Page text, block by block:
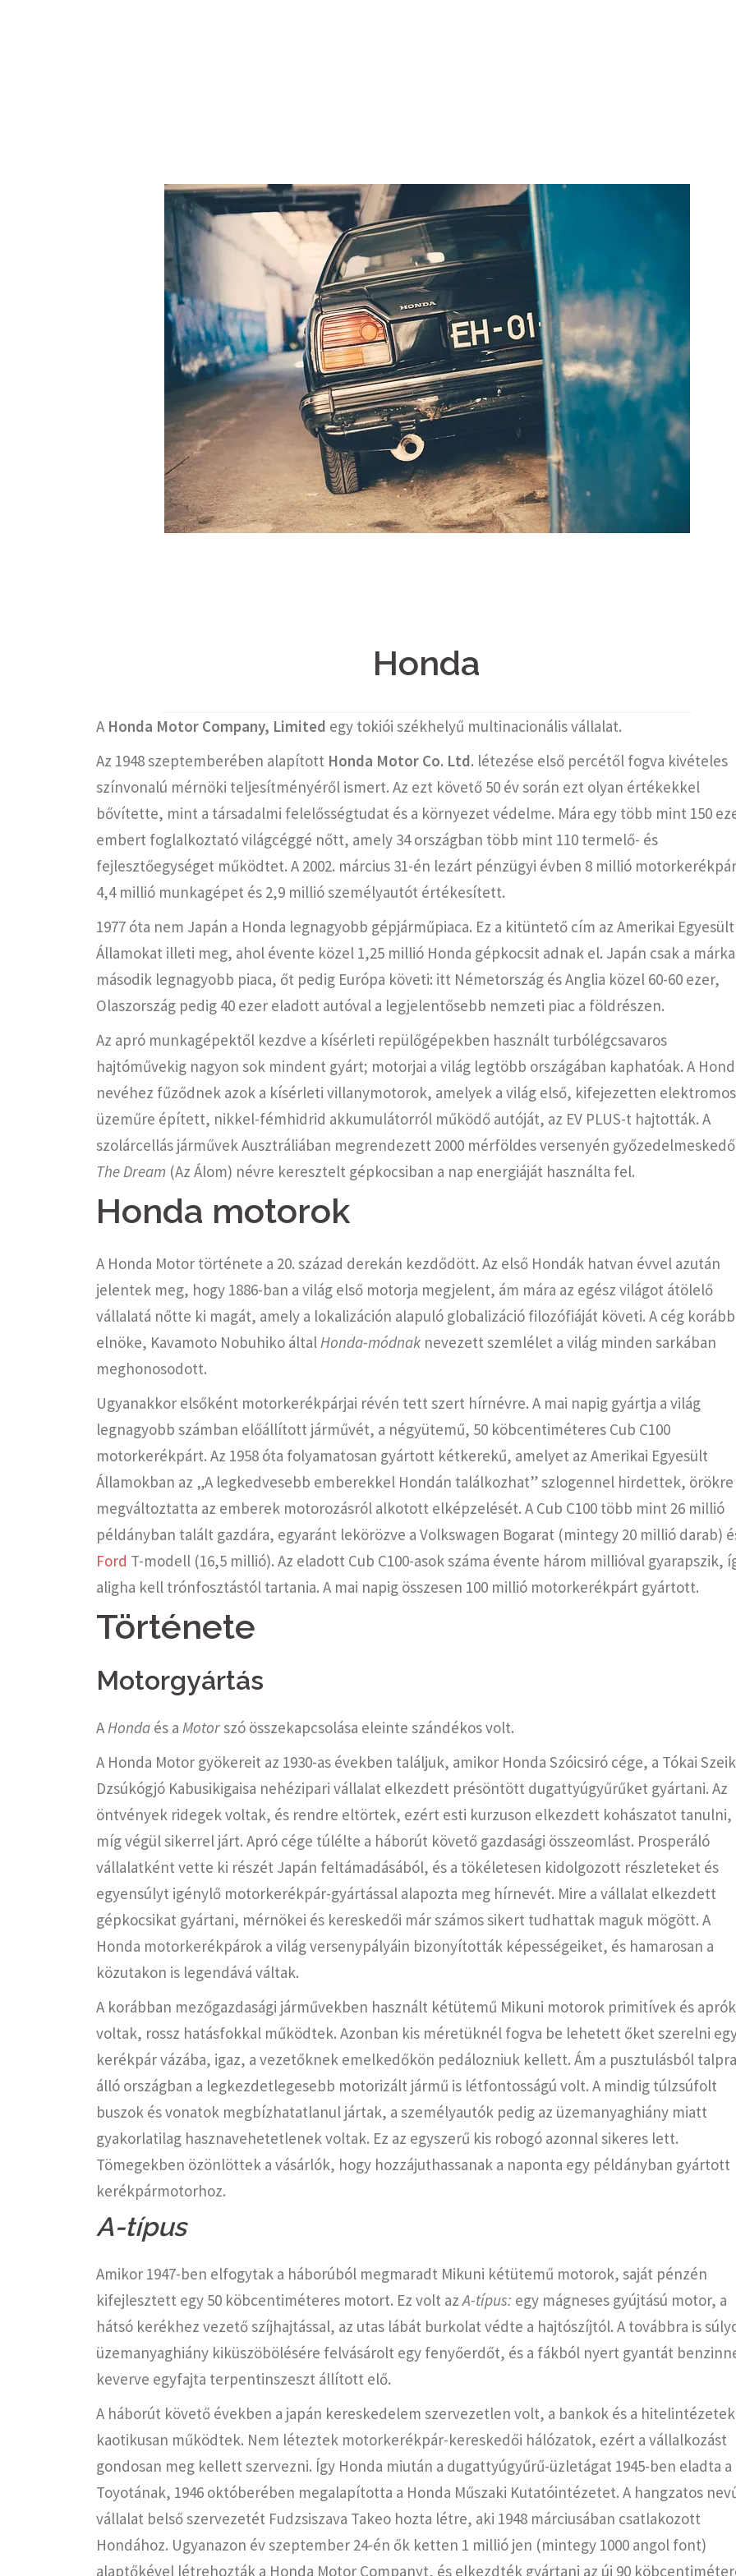
Honda
A Honda Motor Company, Limited egy tokiói székhelyű multinacionális vállalat.
Az 1948 szeptemberében alapított Honda Motor Co. Ltd. létezése első percétől fogva kivételes
színvonalú mérnöki teljesítményéről ismert. Az ezt követő 50 év során ezt olyan értékekkel
bővítette, mint a társadalmi felelősségtudat és a környezet védelme. Mára egy több mint 150
embert foglalkoztató világcéggé nőtt, amely 34 országban több mint 110 termelő- és
fejlesztőegységet működtet. A 2002. március 31-én lezárt pénzügyi évben 8 millió
4,4 millió munkagépet és 2,9 millió személyautót értékesített.
1977 óta nem Japán a Honda legnagyobb gépjárműpiaca. Ez a kitüntető cím az Amerikai Egyesült
Államokat illeti meg, ahol évente közel 1,25 millió Honda gépkocsit adnak el. Japán csak a márka
második legnagyobb piaca, őt pedig Európa követi: itt Németország és Anglia közel 60-60 ezer,
Olaszország pedig 40 ezer eladott autóval a legjelentősebb nemzeti piac a földrészen.
Az apró munkagépektől kezdve a kísérleti repülőgépekben használt turbólégcsavaros
hajtóművekig nagyon sok mindent gyárt; motorjai a világ legtöbb országában kaphatóak. A
nevéhez fűződnek azok a kísérleti villanymotorok, amelyek a világ első, kifejezetten elektromos
üzeműre épített, nikkel-fémhidrid akkumulátorról működő autóját, az EV PLUS-t hajtották. A
szolárcellás járművek Ausztráliában megrendezett 2000 mérföldes versenyén
The Dream (Az Álom) névre keresztelt gépkocsiban a nap energiáját használta fel.
Honda motorok
A Honda Motor története a 20. század derekán kezdődött. Az első Hondák hatvan évvel azután
jelentek meg, hogy 1886-ban a világ első motorja megjelent, ám mára az egész világot átölelő
vállalatá nőtte ki magát, amely a lokalizáción alapuló globalizáció filozófiáját követi. A cég
elnöke, Kavamoto Nobuhiko általHonda-módnak nevezett szemlélet a világ minden sarkában
meghonosodott.
Ugyanakkor elsőként motorkerékpárjai révén tett szert hírnévre. A mai napig gyártja a világ
legnagyobb számban előállított járművét, a négyütemű, 50 köbcentiméteres Cub C100
motorkerékpárt. Az 1958 óta folyamatosan gyártott kétkerekű, amelyet az Amerikai Egyesült
Államokban az „A legkedvesebb emberekkel Hondán találkozhat” szlogennel hirdettek, örökre
megváltoztatta az emberek motorozásról alkotott elképzelését. A Cub C100 több mint 26 millió
példányban talált gazdára, egyaránt lekörözve a Volkswagen Bogarat (mintegy 20 millió darab)
Ford T-modell (16,5 millió). Az eladott Cub C100-asok száma évente három millióval gyarapszik,
aligha kell trónfosztástól tartania. A mai napig összesen 100 millió motorkerékpárt gyártott.
Története
Motorgyártás
AHonda és a Motorszó összekapcsolása eleinte szándékos volt.
A Honda Motor gyökereit az 1930-as években találjuk, amikor Honda Szóicsiró cége, a Tókai
Dzsúkógjó Kabusikigaisa nehézipari vállalat elkezdett présöntött dugattyúgyűrűket gyártani. Az
öntvények ridegek voltak, és rendre eltörtek, ezért esti kurzuson elkezdett kohászatot tanulni,
míg végül sikerrel járt. Apró cége túlélte a háborút követő gazdasági összeomlást. Prosperáló
vállalatként vette ki részét Japán feltámadásából, és a tökéletesen kidolgozott részleteket és
egyensúlyt igénylő motorkerékpár-gyártással alapozta meg hírnevét. Mire a vállalat elkezdett
gépkocsikat gyártani, mérnökei és kereskedői már számos sikert tudhattak maguk mögött. A
Honda motorkerékpárok a világ versenypályáin bizonyították képességeiket, és hamarosan a
közutakon is legendává váltak.
A korábban mezőgazdasági járművekben használt kétütemű Mikuni motorok primitívek és aprók
voltak, rossz hatásfokkal működtek. Azonban kis méretüknél fogva be lehetett őket szerelni
kerékpár vázába, igaz, a vezetőknek emelkedőkön pedálozniuk kellett. Ám a pusztulásból talpra
álló országban a legkezdetlegesebb motorizált jármű is létfontosságú volt. A mindig túlzsúfolt
buszok és vonatok megbízhatatlanul jártak, a személyautók pedig az üzemanyaghiány miatt
gyakorlatilag hasznavehetetlenek voltak. Ez az egyszerű kis robogó azonnal sikeres lett.
Tömegekben özönlöttek a vásárlók, hogy hozzájuthassanak a naponta egy példányban gyártott
kerékpármotorhoz.
A-típus
Amikor 1947-ben elfogytak a háborúból megmaradt Mikuni kétütemű motorok, saját pénzén
kifejlesztett egy 50 köbcentiméteres motort. Ez volt azA-típus: egy mágneses gyújtású motor, a
hátsó kerékhez vezető szíjhajtással, az utas lábát burkolat védte a hajtószíjtól. A továbbra is
üzemanyaghiány kiküszöbölésére felvásárolt egy fenyőerdőt, és a fákból nyert gyantát
keverve egyfajta terpentinszeszt állított elő.
A háborút követő években a japán kereskedelem szervezetlen volt, a bankok és a hitelintézetek
kaotikusan működtek. Nem léteztek motorkerékpár-kereskedői hálózatok, ezért a vállalkozást
gondosan meg kellett szervezni. Így Honda miután a dugattyúgyűrű-üzletágat 1945-ben eladta a
Toyotának, 1946 októberében megalapította a Honda Műszaki Kutatóintézetet. A hangzatos
vállalat belső szervezetét Fudzsiszava Takeo hozta létre, aki 1948 márciusában csatlakozott
Hondához. Ugyanazon év szeptember 24-én ők ketten 1 millió jen (mintegy 1000 angol font)
alaptőkével létrehozták a Honda Motor Companyt, és elkezdték gyártani az új 90